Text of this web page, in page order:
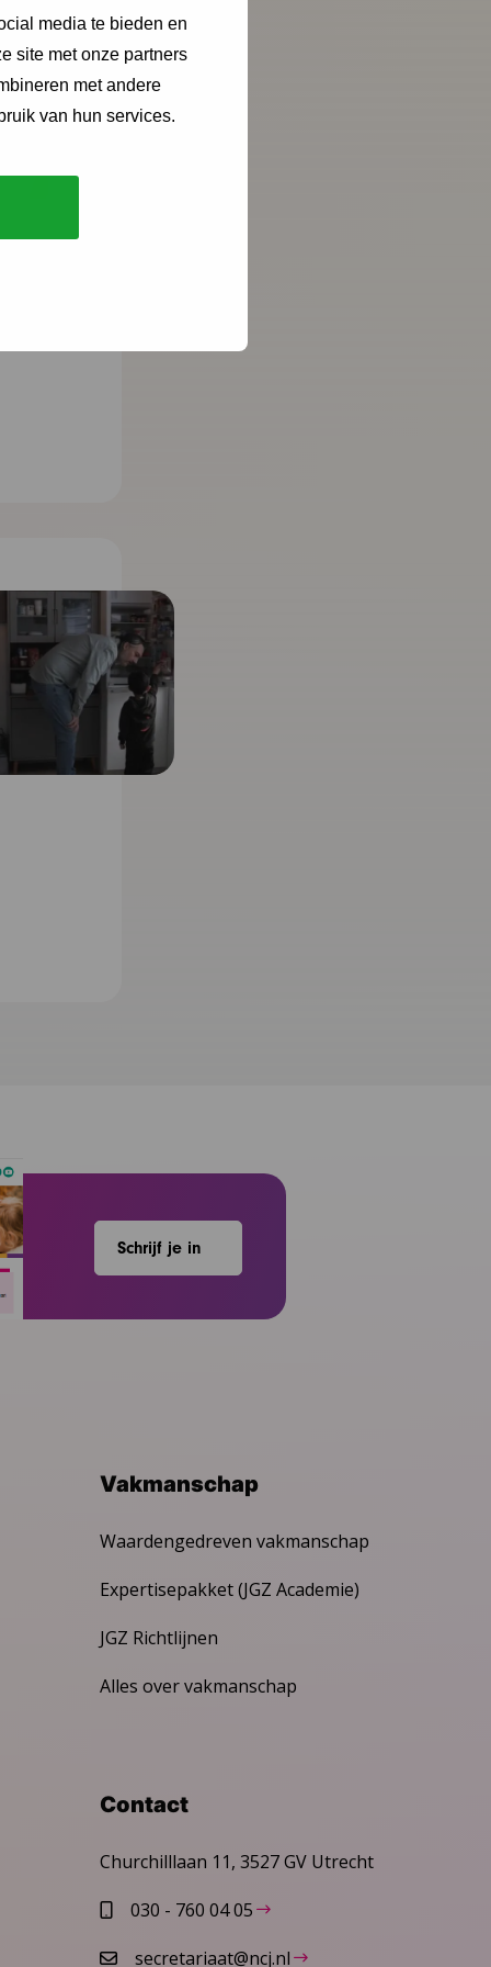
media te bieden en
site met onze partners
met andere
van hun services.
Schrijf je in
Vakmanschap
Waardengedreven vakmanschap
Expertisepakket (JGZ Academie)
JGZ Richtlijnen
Alles over vakmanschap
Contact
Churchilllaan 11, 3527 GV Utrecht
030 - 760 04 05
secretariaat@ncj.nl